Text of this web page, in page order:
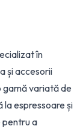
în
și accesorii
gamă variată de
la espressoare și
a